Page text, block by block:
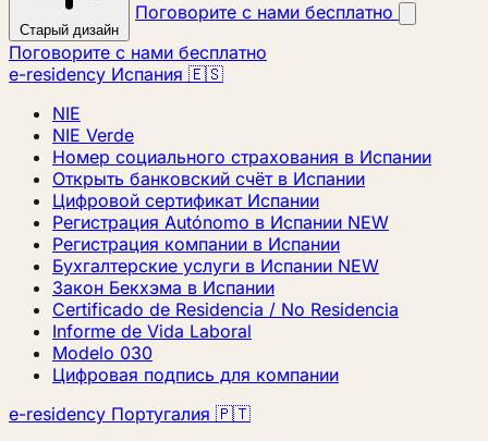
Старый дизайн
Поговорите с нами бесплатно
Поговорите с нами бесплатно
e-residency Испания 🇪🇸
NIE
NIE Verde
Номер социального страхования в Испании
Открыть банковский счёт в Испании
Цифровой сертификат Испании
Регистрация Autónomo в Испании NEW
Регистрация компании в Испании
Бухгалтерские услуги в Испании NEW
Закон Бекхэма в Испании
Certificado de Residencia / No Residencia
Informe de Vida Laboral
Modelo 030
Цифровая подпись для компании
e-residency Португалия 🇵🇹